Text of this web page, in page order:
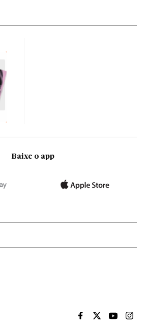
Baixe o app
EL PAÍS BRASIL EN
EL PAÍSEL PAÍS
EL